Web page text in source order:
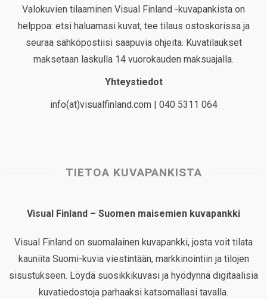
Valokuvien tilaaminen Visual Finland -kuvapankista on
helppoa: etsi haluamasi kuvat, tee tilaus ostoskorissa ja
seuraa sähköpostiisi saapuvia ohjeita. Kuvatilaukset
maksetaan laskulla 14 vuorokauden maksuajalla.
Yhteystiedot
info(at)visualfinland.com | 040 5311 064
TIETOA KUVAPANKISTA
Visual Finland – Suomen maisemien kuvapankki
Visual Finland on suomalainen kuvapankki, josta voit tilata
kauniita Suomi-kuvia viestintään, markkinointiin ja tilojen
sisustukseen. Löydä suosikkikuvasi ja hyödynnä digitaalisia
kuvatiedostoja parhaaksi katsomallasi tavalla.